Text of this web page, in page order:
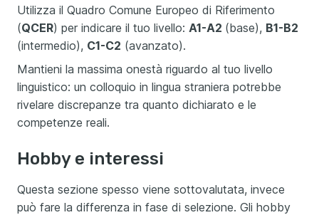
Utilizza il Quadro Comune Europeo di Riferimento
(QCER) per indicare il tuo livello: A1-A2 (base), B1-B2
(intermedio), C1-C2 (avanzato).
Mantieni la massima onestà riguardo al tuo livello
linguistico: un colloquio in lingua straniera potrebbe
rivelare discrepanze tra quanto dichiarato e le
competenze reali.
Hobby e interessi
Questa sezione spesso viene sottovalutata, invece
può fare la differenza in fase di selezione. Gli hobby